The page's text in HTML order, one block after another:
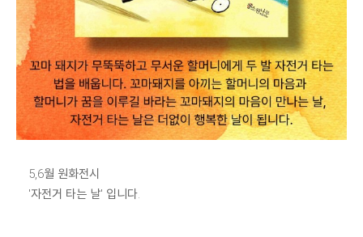
5,6월 원화전시
'자전거 타는 날' 입니다.